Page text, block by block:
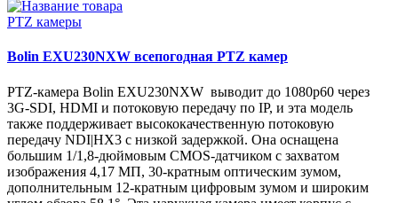
PTZ камеры
Bolin EXU230NXW всепогодная PTZ камер
PTZ-камера Bolin EXU230NXW выводит до 1080p60 через
3G-SDI, HDMI и потоковую передачу по IP, и эта модель
также поддерживает высококачественную потоковую
передачу NDI|HX3 с низкой задержкой. Она оснащена
большим 1/1,8-дюймовым CMOS-датчиком с захватом
изображения 4,17 МП, 30-кратным оптическим зумом,
дополнительным 12-кратным цифровым зумом и широким